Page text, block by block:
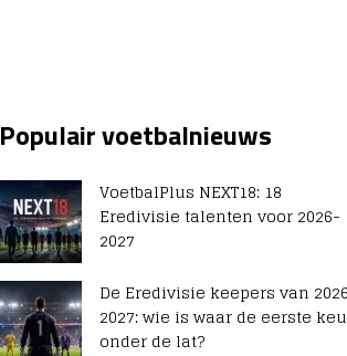
Populair voetbalnieuws
VoetbalPlus NEXT18: 18
Eredivisie talenten voor 2026-
2027
De Eredivisie keepers van
2027: wie is waar de eerste
onder de lat?